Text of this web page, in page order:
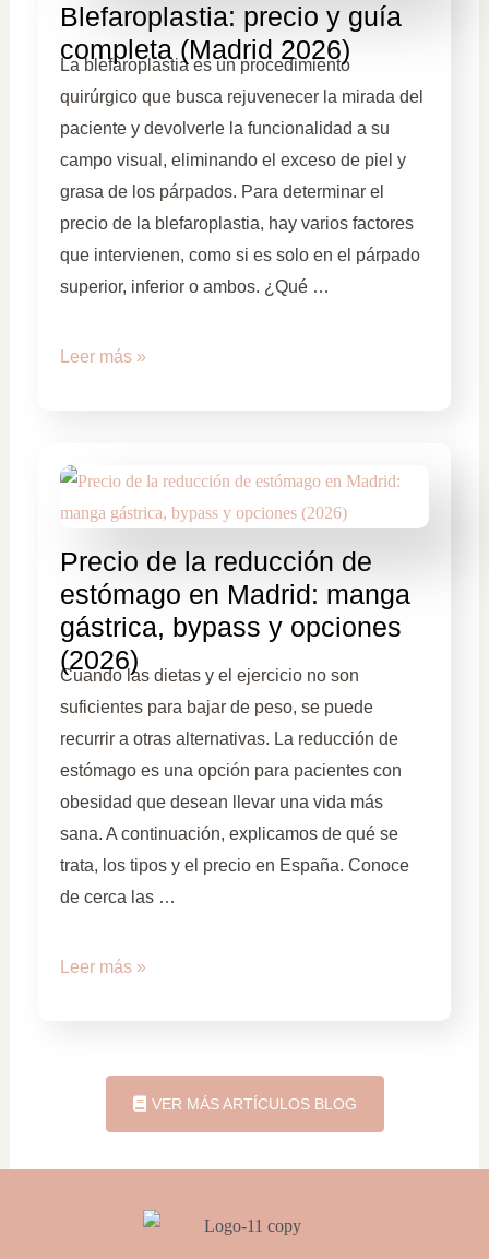
Blefaroplastia: precio y guía
completa (Madrid 2026)
La blefaroplastia es un procedimiento
quirúrgico que busca rejuvenecer la mirada del
paciente y devolverle la funcionalidad a su
campo visual, eliminando el exceso de piel y
grasa de los párpados. Para determinar el
precio de la blefaroplastia, hay varios factores
que intervienen, como si es solo en el párpado
superior, inferior o ambos. ¿Qué …
Leer más »
Precio de la reducción de
estómago en Madrid: manga
gástrica, bypass y opciones
(2026)
Cuando las dietas y el ejercicio no son
suficientes para bajar de peso, se puede
recurrir a otras alternativas. La reducción de
estómago es una opción para pacientes con
obesidad que desean llevar una vida más
sana. A continuación, explicamos de qué se
trata, los tipos y el precio en España. Conoce
de cerca las …
Leer más »
VER MÁS ARTÍCULOS BLOG